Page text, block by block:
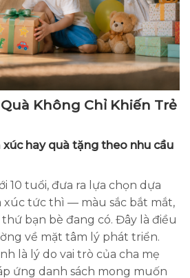
Không Chỉ Khiến Trẻ
hay quà tặng theo nhu cầu
10 tuổi, đưa ra lựa chọn dựa
tức thì — màu sắc bắt mắt,
bạn bè đang có. Đây là điều
về mặt tâm lý phát triển.
là lý do vai trò của cha mẹ
ứng danh sách mong muốn